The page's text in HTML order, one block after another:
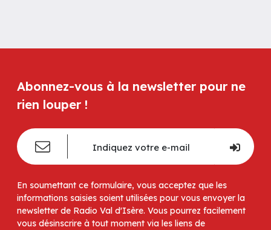
Abonnez-vous à la newsletter pour ne
rien louper !
En soumettant ce formulaire, vous acceptez que les
informations saisies soient utilisées pour vous envoyer la
newsletter de Radio Val d'Isère. Vous pourrez facilement
vous désinscrire à tout moment via les liens de